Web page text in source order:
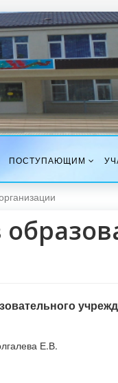
ПОСТУПАЮЩИМ
Е.В.